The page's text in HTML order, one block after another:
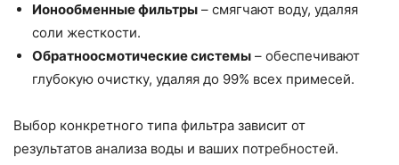
Ионообменные фильтры – смягчают воду, удаляя
соли жесткости.
Обратноосмотические системы – обеспечивают
глубокую очистку, удаляя до 99% всех примесей.
Выбор конкретного типа фильтра зависит от
результатов анализа воды и ваших потребностей.